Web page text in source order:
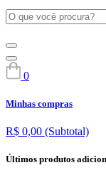
0
Minhas compras
R$ 0,00 (Subtotal)
Últimos produtos